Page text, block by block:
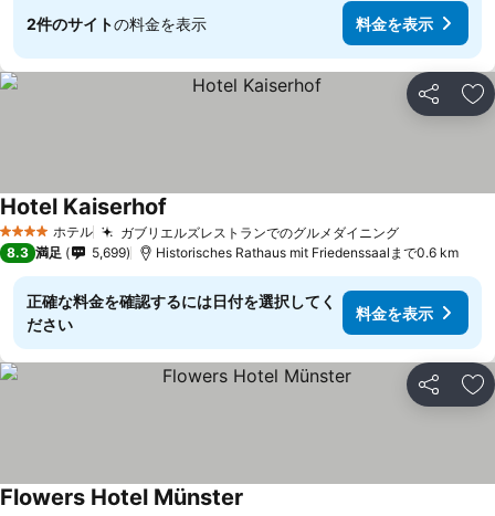
2件のサイトの料金を表示 料金を表示
シェア お
4 ホテルのランク
ホテル ガブリエルズレストランでのグルメダイニング
Hotel Kaiserhof
8.3 満足 5,699 Historisches Rathaus mit Friedenssaalまで0.6 km
正確な料金を確認するには日付を選択してく
ださい
料金を表示
シェア お
Flowers Hotel Münster